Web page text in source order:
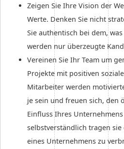
Zeigen Sie Ihre Vision der
Werte. Denken Sie nicht
Sie authentisch bei dem,
werden nur überzeugte
Vereinen Sie Ihr Team um
Projekte mit positiven
Mitarbeiter werden
je sein und freuen sich, den
Einfluss Ihres
selbstverständlich tragen
eines Unternehmens zu